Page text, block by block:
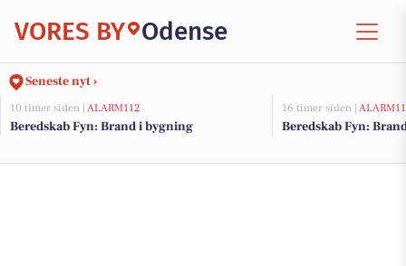
VORES BY Odense
Seneste nyt ›
10 timer siden | ALARM112
Beredskab Fyn: Brand i bygning
16 timer siden |
Beredskab Fyn: